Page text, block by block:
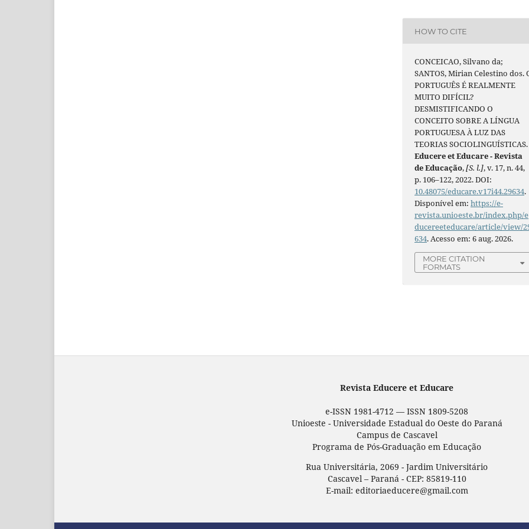
HOW TO CITE
CONCEICAO, Silvano da;
SANTOS, Mirian Celestino dos.
PORTUGUÊS É REALMENTE
MUITO DIFÍCIL?
DESMISTIFICANDO O
CONCEITO SOBRE A LÍNGUA
PORTUGUESA À LUZ DAS
TEORIAS SOCIOLINGUÍSTICAS.
Educere et Educare - Revista
de Educação,[S. l.], v. 17, n. 44,
p. 106–122, 2022. DOI:
10.48075/educare.v17i44.29634.
Disponível em:https://e-
revista.unioeste.br/index.php/e
ducereeteducare/article/view/
634. Acesso em: 6 aug. 2026.
MORE CITATION
FORMATS
Revista Educere et Educare
e-ISSN 1981-4712 — ISSN 1809-5208
Unioeste - Universidade Estadual do Oeste do Paraná
Campus de Cascavel
Programa de Pós-Graduação em Educação
Rua Universitária, 2069 - Jardim Universitário
Cascavel – Paraná - CEP: 85819-110
E-mail: editoriaeducere@gmail.com